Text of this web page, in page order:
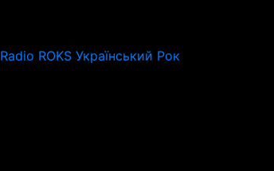
Radio ROKS Український Рок